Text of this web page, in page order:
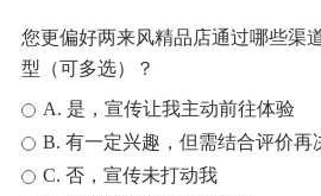
您更偏好两来风精品店通过哪些渠
型（可多选）？
A. 是，宣传让我主动前往体验
B. 有一定兴趣，但需结合评价再
C. 否，宣传未打动我